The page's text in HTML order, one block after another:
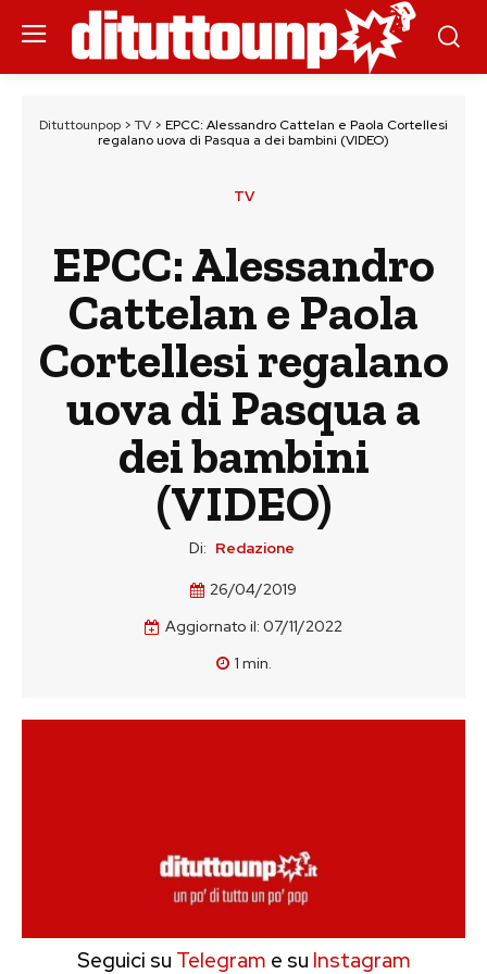
Dituttounpop > TV > EPCC: Alessandro Cattelan e Paola Cortellesi
regalano uova di Pasqua a dei bambini (VIDEO)
TV
EPCC: Alessandro
Cattelan e Paola
Cortellesi regalano
uova di Pasqua a
dei bambini
(VIDEO)
Di: Redazione
26/04/2019
Aggiornato il: 07/11/2022
1 min.
Seguici su Telegram e su Instagram